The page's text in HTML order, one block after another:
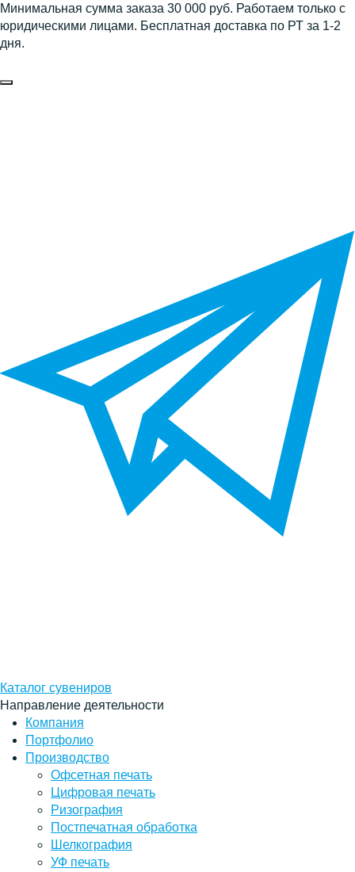
Минимальная сумма заказа 30 000 руб. Работаем только с
юридическими лицами. Бесплатная доставка по РТ за 1-2
дня.
Каталог сувениров
Направление деятельности
Компания
Портфолио
Производство
Офсетная печать
Цифровая печать
Ризография
Постпечатная обработка
Шелкография
УФ печать